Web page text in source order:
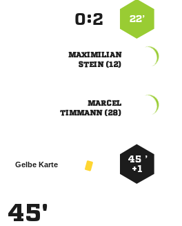
22’
:

 

 
45 ’
+1
Gelbe Karte
45'